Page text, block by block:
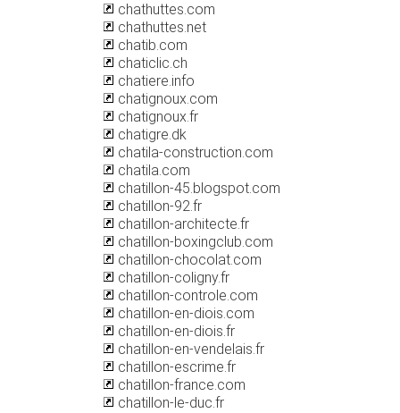
chathuttes.com
chathuttes.net
chatib.com
chaticlic.ch
chatiere.info
chatignoux.com
chatignoux.fr
chatigre.dk
chatila-construction.com
chatila.com
chatillon-45.blogspot.com
chatillon-92.fr
chatillon-architecte.fr
chatillon-boxingclub.com
chatillon-chocolat.com
chatillon-coligny.fr
chatillon-controle.com
chatillon-en-diois.com
chatillon-en-diois.fr
chatillon-en-vendelais.fr
chatillon-escrime.fr
chatillon-france.com
chatillon-le-duc.fr